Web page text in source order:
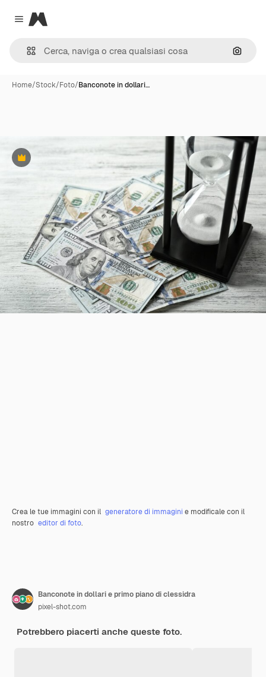
Close menu
Magnific
Cerca
Home/Stock/Foto/Banconote in dollari…
Premium
Crea le tue immagini con il generatore di immagini e modificale con il
nostro editor di foto.
Banconote in dollari e primo piano di clessidra
pixel-shot.com
Potrebbero piacerti anche queste foto.